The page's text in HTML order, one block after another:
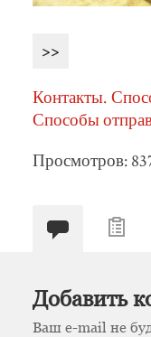
>>
Контакты.
Способы
Просмотров:
Добавить
Ваш e-mail не